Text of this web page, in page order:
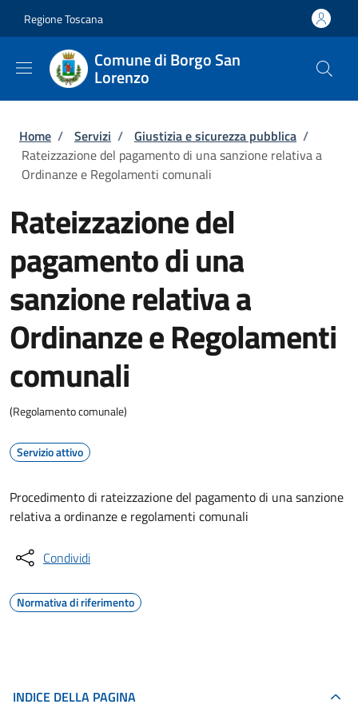
Regione Toscana
Comune di Borgo San
Lorenzo
Briciole di pane
Home / Servizi / Giustizia e sicurezza pubblica /
Rateizzazione del pagamento di una sanzione relativa a
Ordinanze e Regolamenti comunali
Rateizzazione del
pagamento di una
sanzione relativa a
Ordinanze e Regolamenti
comunali
(Regolamento comunale)
Servizio attivo
Procedimento di rateizzazione del pagamento di una sanzione
relativa a ordinanze e regolamenti comunali
Condividi
Normativa di riferimento
INDICE DELLA PAGINA